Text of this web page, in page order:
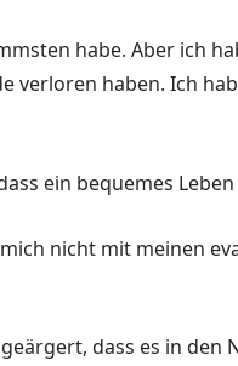
habe. Aber ich
verloren haben. Ich
ein bequemes
nicht mit meinen
dass es in